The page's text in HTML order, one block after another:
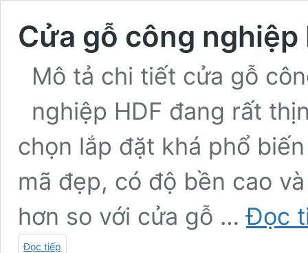
Cửa gỗ công nghiệp
Mô tả chi tiết cửa gỗ
nghiệp HDF đang rất
chọn lắp đặt khá phổ
mã đẹp, có độ bền cao
hơn so với cửa gỗ …Đọc
Đọc tiếp